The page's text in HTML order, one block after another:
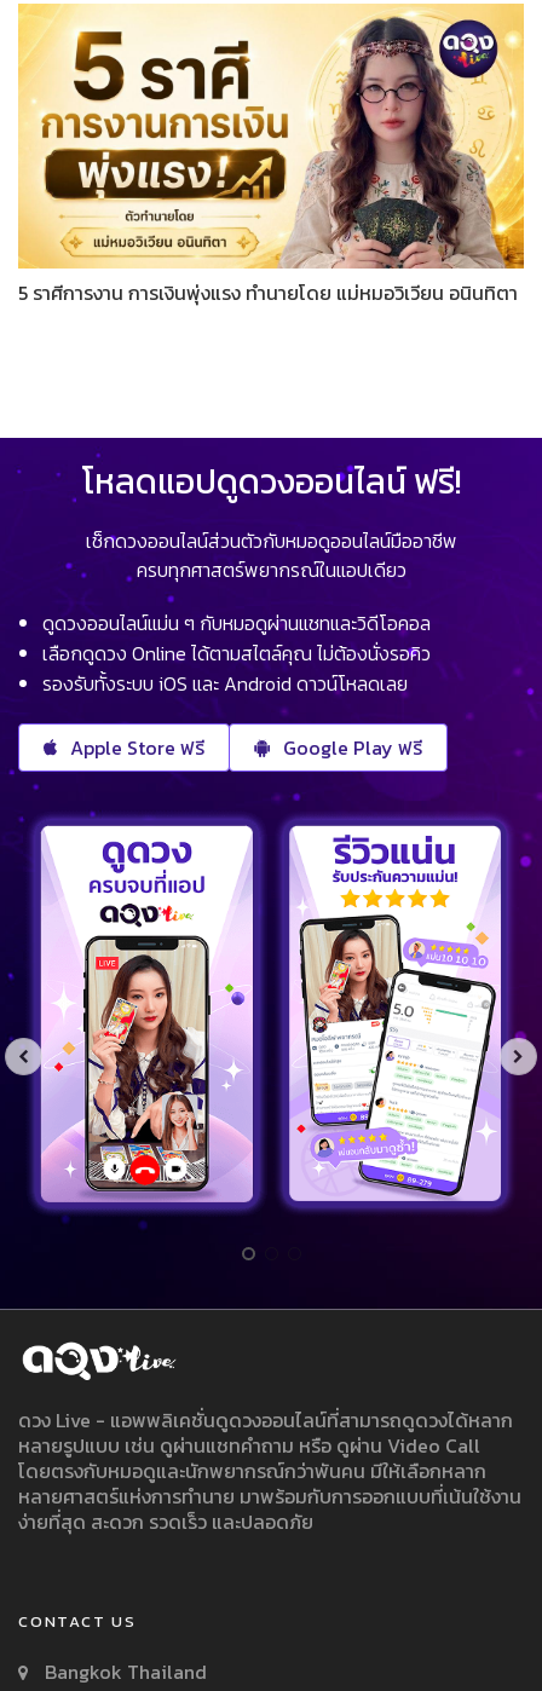
5 ราศีการงาน การเงินพุ่งแรง ทำนายโดย แม่หมอวิเวียน อนินทิตา
โหลดแอปดูดวงออนไลน์ ฟรี!
เช็กดวงออนไลน์ส่วนตัวกับหมอดูออนไลน์มืออาชีพ
ครบทุกศาสตร์พยากรณ์ในแอปเดียว
ดูดวงออนไลน์แม่น ๆ กับหมอดูผ่านแชทและวิดีโอคอล
เลือกดูดวง Online ได้ตามสไตล์คุณ ไม่ต้องนั่งรอคิว
รองรับทั้งระบบ iOS และ Android ดาวน์โหลดเลย
Apple Store ฟรี Google Play ฟรี
ดวง Live - แอพพลิเคชั่นดูดวงออนไลน์ที่สามารถดูดวงได้หลาก
หลายรูปแบบ เช่น ดูผ่านแชทคำถาม หรือ ดูผ่าน Video Call
โดยตรงกับหมอดูและนักพยากรณ์กว่าพันคน มีให้เลือกหลาก
หลายศาสตร์แห่งการทำนาย มาพร้อมกับการออกแบบที่เน้นใช้งาน
ง่ายที่สุด สะดวก รวดเร็ว และปลอดภัย
CONTACT US
Bangkok Thailand